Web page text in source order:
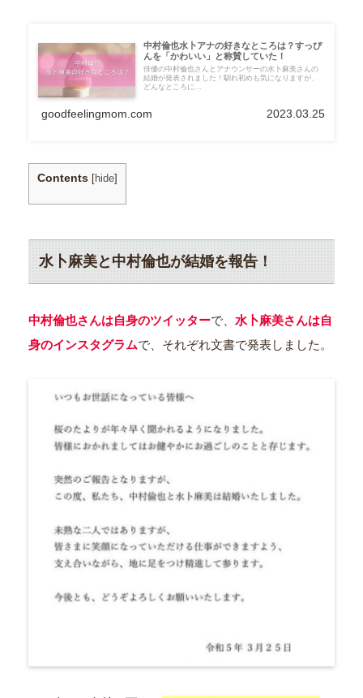
中村倫也水卜アナの好きなところは？すっぴ
んを「かわいい」と称賛していた！
俳優の中村倫也さんとアナウンサーの水卜麻美さんの
結婚が発表されました！馴れ初めも気になりますが、
どんなところに...
goodfeelingmom.com 2023.03.25
Contents [hide]
水卜麻美と中村倫也が結婚を報告！
中村倫也さんは自身のツイッターで、 水卜麻美さんは自
身のインスタグラムで、それぞれ文書で発表しました。